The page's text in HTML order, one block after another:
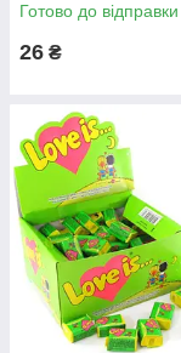
Готово до відправки
26 ₴